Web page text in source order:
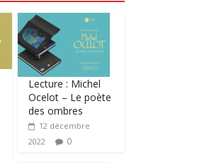
Lecture : Michel
Ocelot – Le poète
des ombres
12 décembre
2022
0